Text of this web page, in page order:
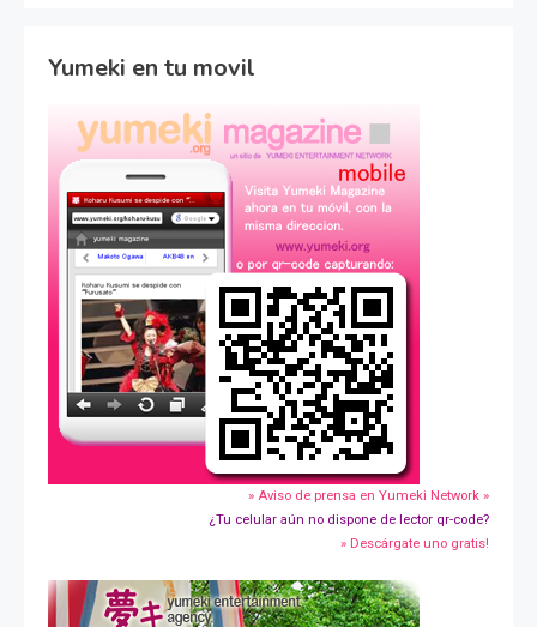
Yumeki en tu movil
» Aviso de prensa en Yumeki Network »
¿Tu celular aún no dispone de lector qr-code?
» Descárgate uno gratis!